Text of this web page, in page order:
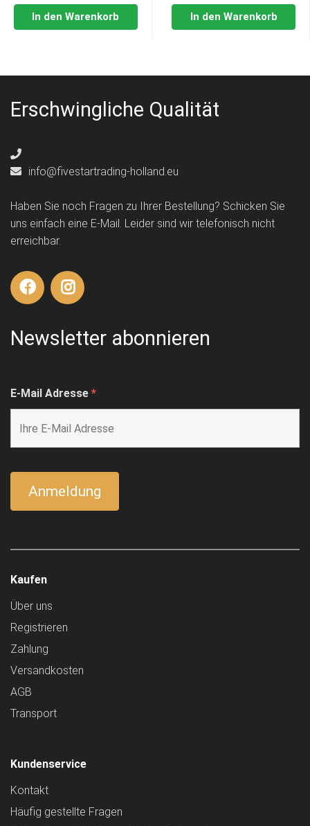
In den Warenkorb In den Warenkorb
Erschwingliche Qualität
info@fivestartrading-holland.eu
Haben Sie noch Fragen zu Ihrer Bestellung? Schicken Sie
uns einfach eine E-Mail. Leider sind wir telefonisch nicht
erreichbar.
Newsletter abonnieren
E-Mail Adresse *
Kaufen
Über uns
Registrieren
Zahlung
Versandkosten
AGB
Transport
Kundenservice
Kontakt
Häufig gestellte Fragen